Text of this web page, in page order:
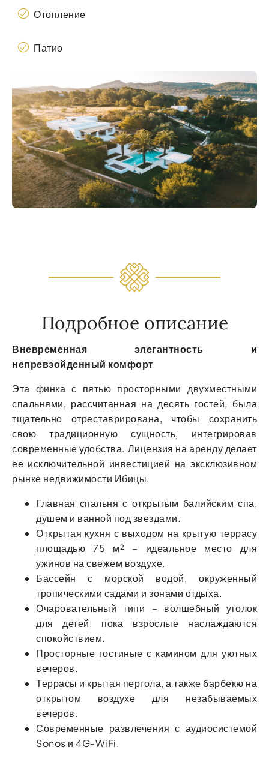
Отопление
Патио
Подробное описание
Вневременная элегантность и
непревзойденный комфорт
Эта финка с пятью просторными двухместными
спальнями, рассчитанная на десять гостей, была
тщательно отреставрирована, чтобы сохранить
свою традиционную сущность, интегрировав
современные удобства. Лицензия на аренду делает
ее исключительной инвестицией на эксклюзивном
рынке недвижимости Ибицы.
Главная спальня с открытым балийским спа,
душем и ванной под звездами.
Открытая кухня с выходом на крытую террасу
площадью 75 м² – идеальное место для
ужинов на свежем воздухе.
Бассейн с морской водой, окруженный
тропическими садами и зонами отдыха.
Очаровательный типи – волшебный уголок
для детей, пока взрослые наслаждаются
спокойствием.
Просторные гостиные с камином для уютных
вечеров.
Террасы и крытая пергола, а также барбекю на
открытом воздухе для незабываемых
вечеров.
Современные развлечения с аудиосистемой
Sonos и 4G-WiFi.